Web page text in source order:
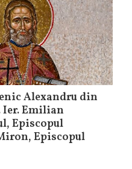
Alexandru din
Ier. Emilian
Episcopul
Episcopul